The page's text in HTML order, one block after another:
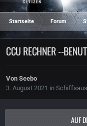
Startseite Forum
CCU RECHNER --
Von Seebo
3. August 2021 in
AUF